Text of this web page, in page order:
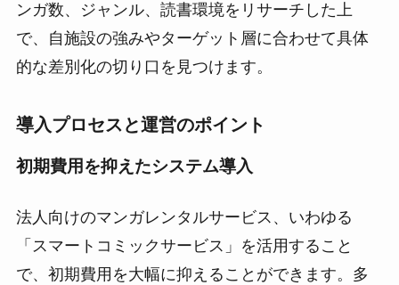
ンガ数、ジャンル、読書環境をリサーチした上
で、自施設の強みやターゲット層に合わせて具体
的な差別化の切り口を見つけます。
導入プロセスと運営のポイント
初期費用を抑えたシステム導入
法人向けのマンガレンタルサービス、いわゆる
「スマートコミックサービス」を活用すること
で、初期費用を大幅に抑えることができます。多